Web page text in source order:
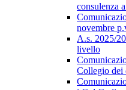
consulenza
novembre
A.s. 2025/
livello
Collegio dei